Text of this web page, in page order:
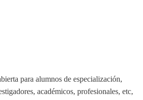
para alumnos de especialización,
académicos, profesionales, etc,